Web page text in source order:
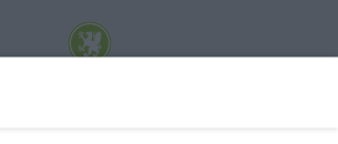
Sp. z o.o. Internetowy Serwis Informacyjny Miasta